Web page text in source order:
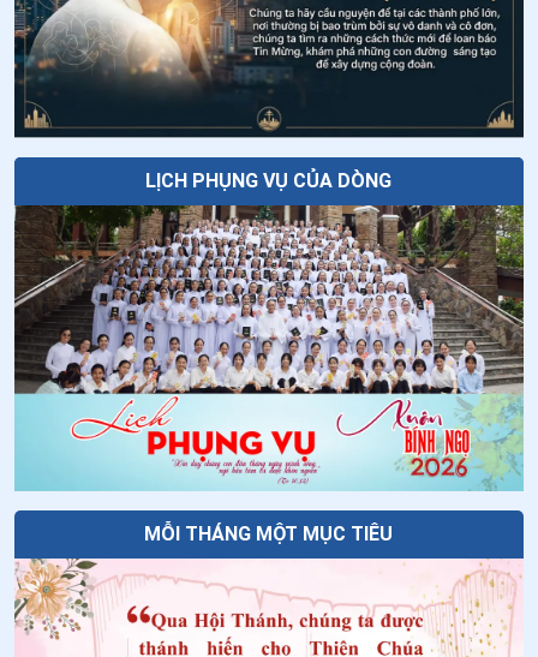
sống nội tâm
21.“Mùa Thường Niên”: Hành trình thăng tiến thiêng
liêng giữa đời thường
22.Kitô Giáo là Đạo của tâm hay Đạo của trí?
Thánh gia dạy chúng ta điều gì?
24.Sống Tinh thần Caritas trong Mùa Vọng Năm Thánh
Hy Vọng
25.Sống Mùa Vọng theo tinh thần của các vị Chủ chăn
trong các thư mục vụ Mùa Vọng và Giáng Sinh năm
2025
5 câu nói của Thánh Tê-rê-sa Hài Đồng Giê-su cho
Mùa Vọng đầy ơn phúc
27.Cam kết đọc sách thiêng liêng trong thời đại kỹ
thuật số
28.Những điều đặc biệt trong “ngày vinh thắng” của
các Thánh Tử Đạo Việt Nam
29.
LỜI CHÚA: nhịp cầu gặp gỡ Thiên Chúa trong thời đại
LỊCH PHỤNG VỤ CỦA DÒNG
“Huấn giáo phục vụ cho công cuộc loan
báo Tin Mừng”
Giáo lý về Công đồng Vaticanô II: Bài 20
- Lời cầu nguyện phụng vụ của Giáo hội
MỖI THÁNG MỘT MỤC TIÊU